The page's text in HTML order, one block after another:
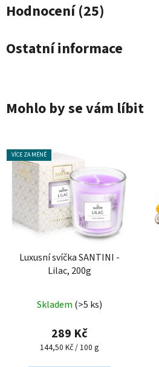
Hodnocení (25)
Ostatní informace
Mohlo by se vám líbit
VÍCE ZA MÉNĚ
Luxusní svíčka SANTINI -
Lilac, 200g
Skladem (>5 ks)
289 Kč
Měrná
144,50 Kč / 100 g